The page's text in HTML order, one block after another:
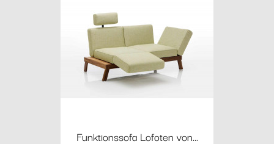
Funktionssofa Lofoten von...